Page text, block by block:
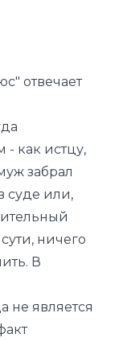
отвечает
- как истцу,
забрал
суде или,
ничего
В
не является